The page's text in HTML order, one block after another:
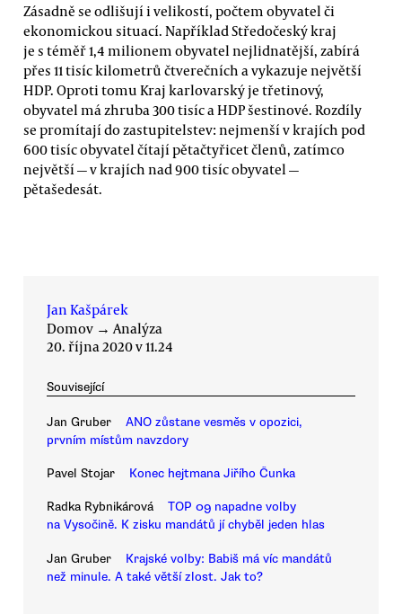
Zásadně se odlišují i velikostí, počtem obyvatel či
ekonomickou situací. Například Středočeský kraj
je s téměř 1,4 milionem obyvatel nejlidnatější, zabírá
přes 11 tisíc kilometrů čtverečních a vykazuje největší
HDP. Oproti tomu Kraj karlovarský je třetinový,
obyvatel má zhruba 300 tisíc a HDP šestinové. Rozdíly
se promítají do zastupitelstev: nejmenší v krajích pod
600 tisíc obyvatel čítají pětačtyřicet členů, zatímco
největší — v krajích nad 900 tisíc obyvatel —
pětašedesát.
Jan Kašpárek
Domov →Analýza
20. října 2020 v 11.24
Související
Jan Gruber
ANO zůstane vesměs v opozici,
prvním místům navzdory
Pavel Stojar Konec hejtmana Jiřího Čunka
Radka Rybnikárová
TOP 09 napadne volby
na Vysočině. K zisku mandátů jí chyběl jeden hlas
Jan Gruber
Krajské volby: Babiš má víc mandátů
než minule. A také větší zlost. Jak to?